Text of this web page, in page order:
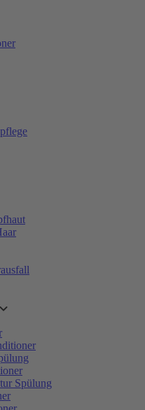
Spülung